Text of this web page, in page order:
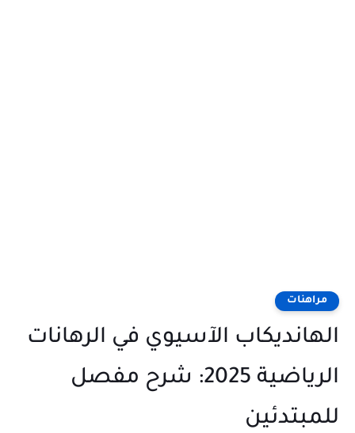
مراهنات
الهانديكاب الآسيوي في الرهانات
الرياضية 2025: شرح مفصل
للمبتدئين